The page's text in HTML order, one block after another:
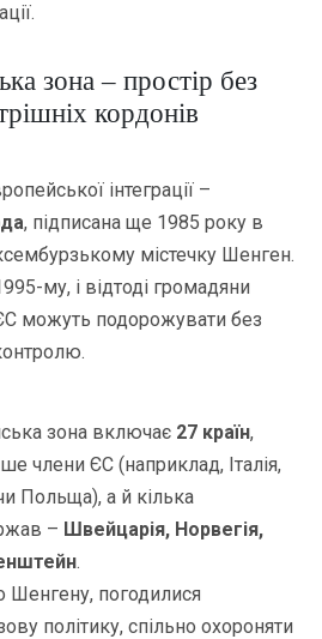
зона – простір без
кордонів
інтеграції –
, підписана ще 1985 року в
містечку Шенген.
му, і відтоді громадяни
можуть подорожувати без
зона включає 27 країн,
члени ЄС (наприклад, Італія,
Польща), а й кілька
– Швейцарія, Норвегія,
.
Шенгену, погодилися
політику, спільно охороняти